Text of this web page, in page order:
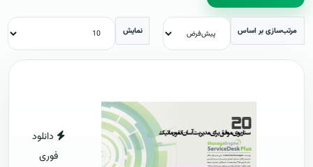
مرتب‌سازی بر اساس نمایش
دانلود
فوری